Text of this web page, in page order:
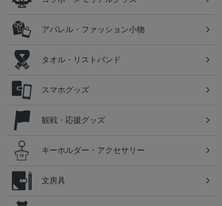
アパレル・ファッション小物
タオル・リストバンド
スマホグッズ
観戦・応援グッズ
キーホルダー・アクセサリー
文房具